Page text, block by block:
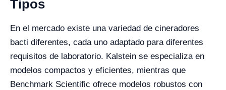
Tipos
En el mercado existe una variedad de cineradores
bacti diferentes, cada uno adaptado para diferentes
requisitos de laboratorio. Kalstein se especializa en
modelos compactos y eficientes, mientras que
Benchmark Scientific ofrece modelos robustos con